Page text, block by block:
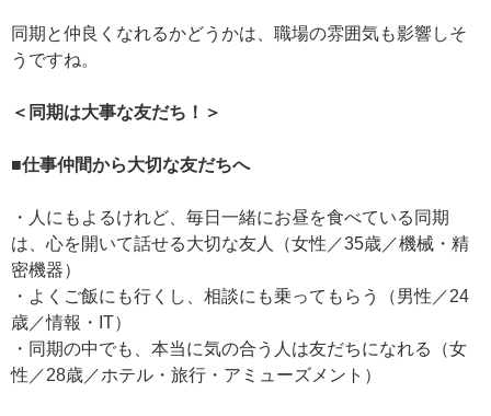
同期と仲良くなれるかどうかは、職場の雰囲気も影響しそ
うですね。
＜同期は大事な友だち！＞
■仕事仲間から大切な友だちへ
・人にもよるけれど、毎日一緒にお昼を食べている同期
は、心を開いて話せる大切な友人（女性／35歳／機械・精
密機器）
・よくご飯にも行くし、相談にも乗ってもらう（男性／24
歳／情報・IT）
・同期の中でも、本当に気の合う人は友だちになれる（女
性／28歳／ホテル・旅行・アミューズメント）